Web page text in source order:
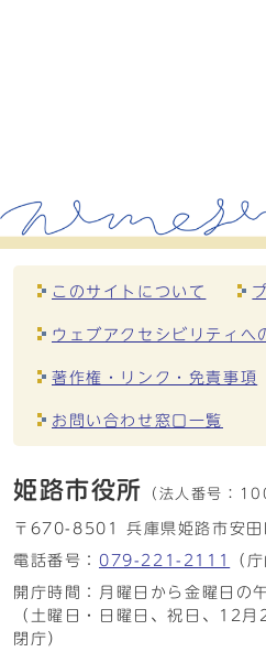
このサイトについて
ウェブアクセシビリティへ
著作権・リンク・免責事項
お問い合わせ窓口一覧
姫路市役所 （法人番号：
〒670-8501 兵庫県姫路市安田
電話番号： 079-221-2111
（
開庁時間：月曜日から金曜日の
（土曜日・日曜日、祝日、12
閉庁）